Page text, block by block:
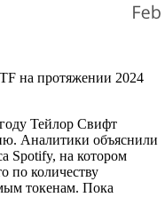
на протяжении 2024
Тейлор Свифт
Аналитики объяснили
Spotify, на котором
по количеству
токенам. Пока